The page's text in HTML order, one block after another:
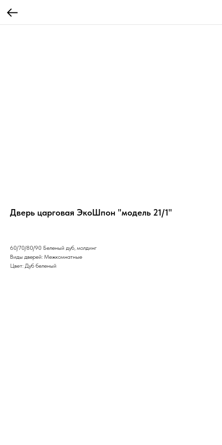
Дверь царговая ЭкоШпон "модель 21/1"
60/70/80/90 Беленый дуб, молдинг
Виды дверей: Межкомнатные
Цвет: Дуб беленый